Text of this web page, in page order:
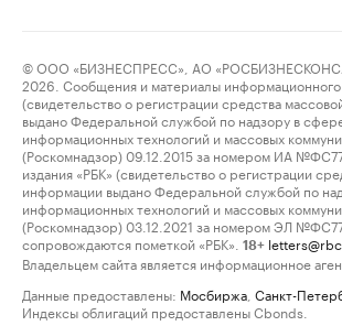
© ООО «БИЗНЕСПРЕСС», АО
2026. Сообщения и материалы информационного
(свидетельство о регистрации средства
выдано Федеральной службой по надзору в
информационных технологий и массовых
(Роскомнадзор) 09.12.2015 за номером ИА
издания «РБК» (свидетельство о регистрации
информации выдано Федеральной службой по
информационных технологий и массовых
(Роскомнадзор) 03.12.2021 за номером ЭЛ
сопровождаются пометкой «РБК».
18+
Владельцем сайта является информационное
Данные предоставлены: Мосбиржа Санкт-
Индексы облигаций предоставлены Cbonds.